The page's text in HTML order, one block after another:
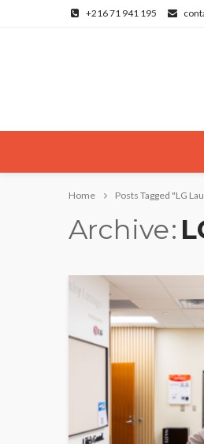
+216 71 941 195
Home Posts Tagged "LG
Archive